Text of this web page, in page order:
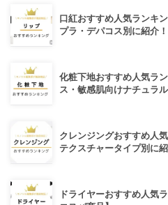
口紅おすすめ人気ランキ
プラ・デパコス別に紹介！
化粧下地おすすめ人気ラ
ス・敏感肌向けナチュラ
クレンジングおすすめ人
テクスチャータイプ別に紹
ドライヤーおすすめ人気